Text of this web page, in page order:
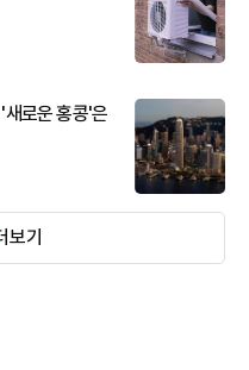
로운 홍콩'은
보기